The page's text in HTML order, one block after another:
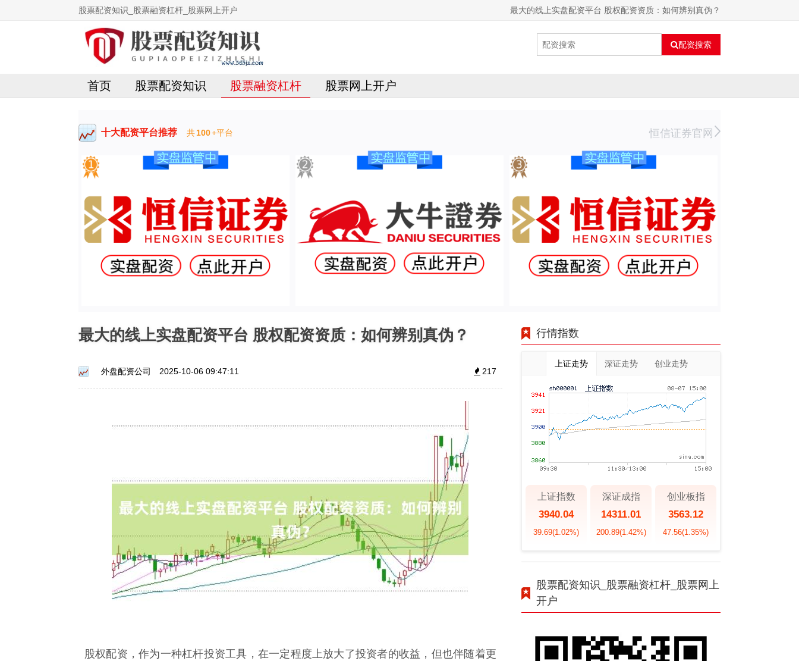
股票配资知识_股票融资杠杆_股票网上开户 最大的线上实盘配资平台 股权配资资质：如何辨别真伪？
配资搜索
首页 股票配资知识 股票融资杠杆 股票网上开户
十大配资平台推荐 共100+平台 恒信证券官网
最大的线上实盘配资平台 股权配资资质：如何辨别真伪？
外盘配资公司 2025-10-06 09:47:11 217
股权配资，作为一种杠杆投资工具，在一定程度上放大了投资者的收益，但也伴随着更
行情指数
上证走势 深证走势 创业走势
上证指数
3940.04
39.69(1.02%)
深证成指
14311.01
200.89(1.42%)
创业板指
3563.12
47.56(1.35%)
股票配资知识_股票融资杠杆_股票网上
开户